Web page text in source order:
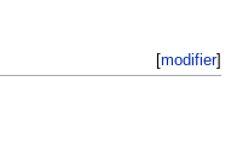
[modifier]